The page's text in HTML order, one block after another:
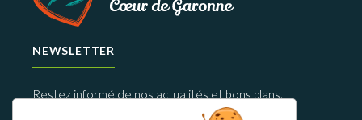
NEWSLETTER
Restez informé de nos actualités et bons plans.